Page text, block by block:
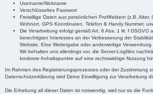
Username/Nickname
Verschlüsseltes Passwort
Freiwillige Daten aus persönlichen Profilfeldern (z.B. Alter,
Wohnort, GPS Koordinaten, Telefon & Handy Nummer,
Die Verarbeitung erfolgt gemäß Art. 6 Abs. 1 lit. f DSGVO
berechtigten Interesses an der Verbesserung der
Website. Eine Weitergabe oder anderweitige
Wir behalten uns allerdings vor, die Server-Logfiles
konkrete Anhaltspunkte auf eine rechtswidrige Nutzung
Im Rahmen des Registrierungsprozesses oder der Zustimmung
Datenschutzerklärung wird Deine Einwilligung zur Verarbeitung
Die Erhebung all dieser Daten ist notwendig, weil nur so die